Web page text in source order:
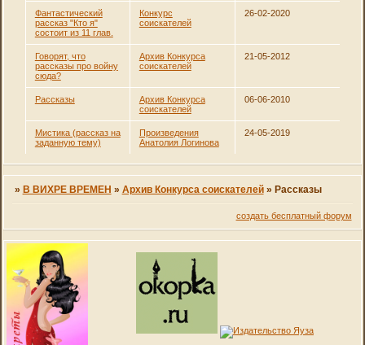
Фантастический
рассказ "Кто я"
состоит из 11 глав.
Конкурс
соискателей
26-02-2020
Говорят, что
рассказы про войну
сюда?
Архив Конкурса
соискателей
21-05-2012
Рассказы
Архив Конкурса
соискателей
06-06-2010
Мистика (рассказ на
заданную тему)
Произведения
Анатолия Логинова
24-05-2019
» В ВИХРЕ ВРЕМЕН » Архив Конкурса соискателей » Рассказы
создать бесплатный форум